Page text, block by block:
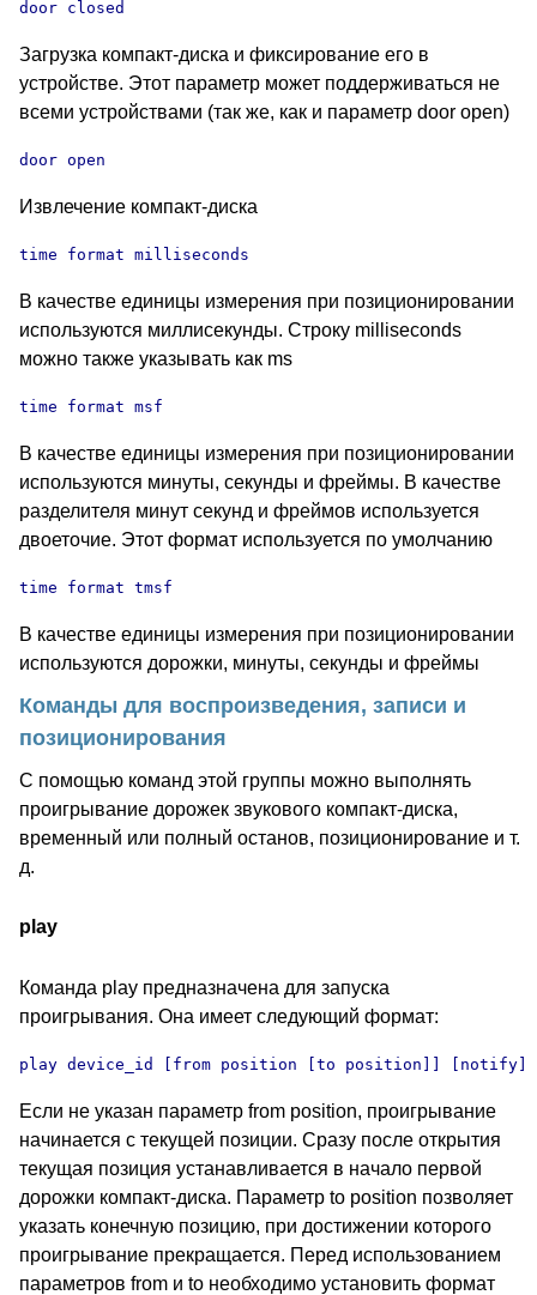
door closed
Загрузка компакт-диска и фиксирование его в
устройстве. Этот параметр может поддерживаться не
всеми устройствами (так же, как и параметр door open)
door open
Извлечение компакт-диска
time format milliseconds
В качестве единицы измерения при позиционировании
используются миллисекунды. Строку milliseconds
можно также указывать как ms
time format msf
В качестве единицы измерения при позиционировании
используются минуты, секунды и фреймы. В качестве
разделителя минут секунд и фреймов используется
двоеточие. Этот формат используется по умолчанию
time format tmsf
В качестве единицы измерения при позиционировании
используются дорожки, минуты, секунды и фреймы
Команды для воспроизведения, записи и
позиционирования
С помощью команд этой группы можно выполнять
проигрывание дорожек звукового компакт-диска,
временный или полный останов, позиционирование и т.
д.
play
Команда play предназначена для запуска
проигрывания. Она имеет следующий формат:
play device_id [from position [to position]]
Если не указан параметр from position, проигрывание
начинается с текущей позиции. Сразу после открытия
текущая позиция устанавливается в начало первой
дорожки компакт-диска. Параметр to position позволяет
указать конечную позицию, при достижении которого
проигрывание прекращается. Перед использованием
параметров from и to необходимо установить формат